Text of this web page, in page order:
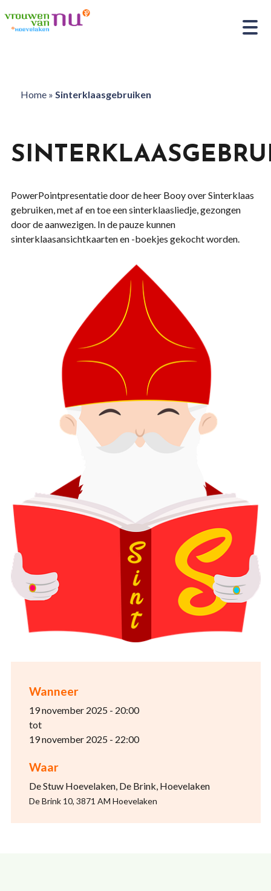
Home» Sinterklaasgebruiken
Wanneer
19 november 2025 - 20:00
tot
19 november 2025 - 22:00
Waar
De Stuw Hoevelaken, De Brink, Hoevelaken
De Brink 10, 3871 AM Hoevelaken
PowerPointpresentatie door de heer Booy over Sinterklaas
gebruiken, met af en toe een sinterklaasliedje, gezongen
door de aanwezigen. In de pauze kunnen
sinterklaasansichtkaarten en -boekjes gekocht worden.